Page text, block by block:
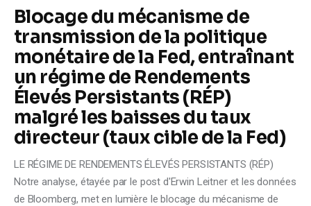
Blocage du mécanisme de
transmission de la politique
monétaire de la Fed, entraînant
un régime de Rendements
Élevés Persistants (RÉP)
malgré les baisses du taux
directeur (taux cible de la Fed)
LE RÉGIME DE RENDEMENTS ÉLEVÉS PERSISTANTS (RÉP)
Notre analyse, étayée par le post d'Erwin Leitner et les données
de Bloomberg, met en lumière le blocage du mécanisme de